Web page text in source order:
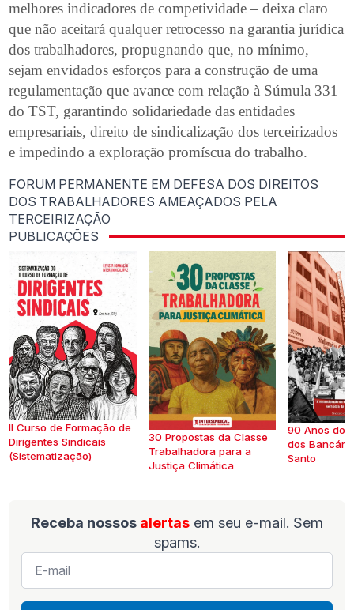
melhores indicadores de competividade – deixa claro
que não aceitará qualquer retrocesso na garantia jurídica
dos trabalhadores, propugnando que, no mínimo,
sejam envidados esforços para a construção de uma
regulamentação que avance com relação à Súmula 331
do TST, garantindo solidariedade das entidades
empresariais, direito de sindicalização dos terceirizados
e impedindo a exploração promíscua do trabalho.
FORUM PERMANENTE EM DEFESA DOS DIREITOS
DOS TRABALHADORES AMEAÇADOS PELA
TERCEIRIZAÇÃO
PUBLICAÇÕES
II Curso de Formação de
Dirigentes Sindicais
(Sistematização)
30 Propostas da Classe
Trabalhadora para a
Justiça Climática
90 Anos do
dos
Santo
Receba nossos alertas em seu e-mail. Sem
spams.
E-
mail